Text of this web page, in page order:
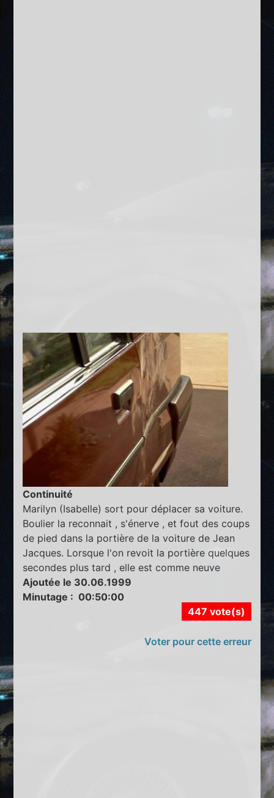
Continuité
Marilyn (Isabelle) sort pour déplacer sa voiture.
Boulier la reconnait , s'énerve , et fout des coups
de pied dans la portière de la voiture de Jean
Jacques. Lorsque l'on revoit la portière quelques
secondes plus tard , elle est comme neuve
Ajoutée le 30.06.1999
Minutage : 00:50:00
447 vote(s)
Voter pour cette erreur